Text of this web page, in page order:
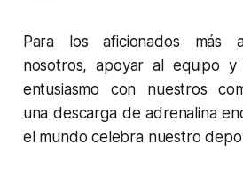
Para los aficionados más
nosotros, apoyar al equipo y
entusiasmo con nuestros
una descarga de adrenalina
el mundo celebra nuestro